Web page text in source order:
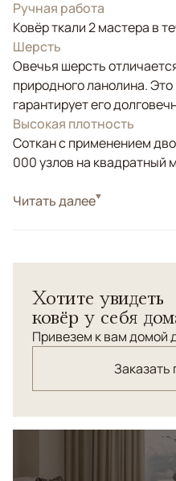
Ручная работа
Ковёр ткали 2 мастера в
Шерсть
Овечья шерсть
природного ланолина.
гарантирует его
Высокая плотность
Соткан с применением
000 узлов на квадратный
СтильКлассические
Читать далее
Хотите увидеть
ковёр у себя
Привезем к вам домой